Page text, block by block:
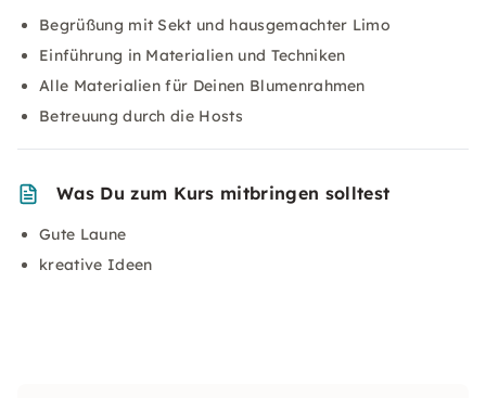
Begrüßung mit Sekt und hausgemachter Limo
Einführung in Materialien und Techniken
Alle Materialien für Deinen Blumenrahmen
Betreuung durch die Hosts
Was Du zum Kurs mitbringen solltest
Gute Laune
kreative Ideen